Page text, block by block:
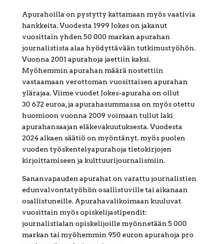
Apurahoilla on pystytty kattamaan myös vaativia
hankkeita. Vuodesta 1999 Jokes on jakanut
vuosittain yhden 50 000 markan apurahan
journalistista alaa hyödyttävään tutkimustyöhön.
Vuonna 2001 apurahoja jaettiin kaksi.
Myöhemmin apurahan määrä nostettiin
vastaamaan verottoman vuosittaisen apurahan
ylärajaa. Viime vuodet Jokes-apuraha on ollut
30 672 euroa, ja apurahasummassa on myös otettu
huomioon vuonna 2009 voimaan tullut laki
apurahansaajan eläkevakuutuksesta. Vuodesta
2024 alkaen säätiö on myöntänyt. myös puolen
vuoden työskentelyapurahoja tietokirjojen
kirjoittamiseen ja kulttuurijournalismiin.
Sananvapauden apurahat on varattu journalistien
edunvalvontatyöhön osallistuville tai aikanaan
osallistuneille. Apurahavalikoimaan kuuluvat
vuosittain myös opiskelijastipendit:
journalistialan opiskelijoille myönnetään 5 000
markan tai myöhemmin 950 euron apurahoja pro